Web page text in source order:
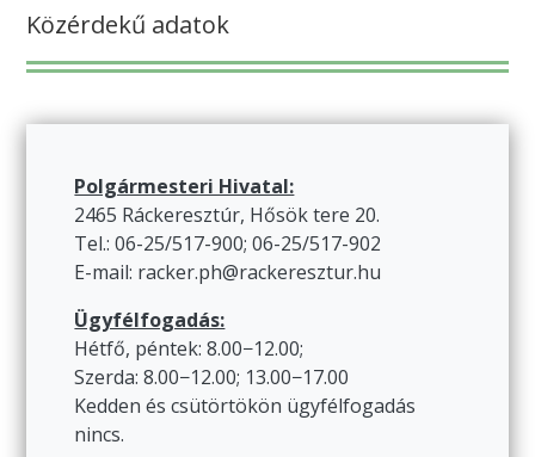
Közérdekű adatok
Polgármesteri Hivatal:
2465 Ráckeresztúr, Hősök tere 20.
Tel.: 06-25/517-900; 06-25/517-902
E-mail: racker.ph@rackeresztur.hu
Ügyfélfogadás:
Hétfő, péntek: 8.00−12.00;
Szerda: 8.00−12.00; 13.00−17.00
Kedden és csütörtökön ügyfélfogadás
nincs.